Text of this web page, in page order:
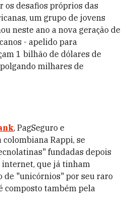
os desafios próprios das
um grupo de jovens
neste ano a nova geração de
- apelido para
1 bilhão de dólares de
milhares de
, PagSeguro e
colombiana Rappi, se
fundadas depois
internet, que já tinham
de "unicórnios" por seu raro
composto também pela